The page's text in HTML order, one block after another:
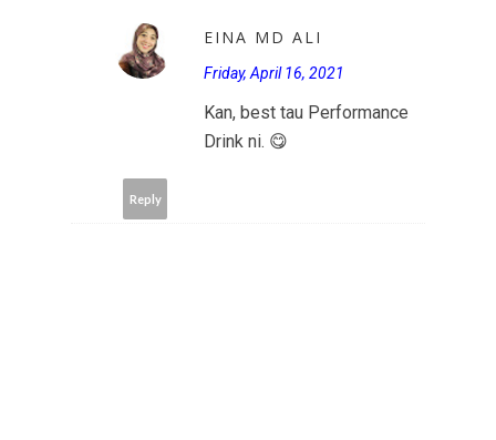
EINA MD ALI
Friday, April 16, 2021
Kan, best tau Performance
Drink ni. 😋
Reply